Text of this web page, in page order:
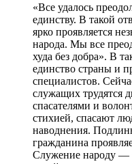
«Все удалось
единству. В такой
ярко проявляется
народа. Мы все
худа без добра». В
единство страны и
специалистов.
служащих трудятся
спасателями и
стихией, спасают
наводнения.
гражданина
Служение народу —